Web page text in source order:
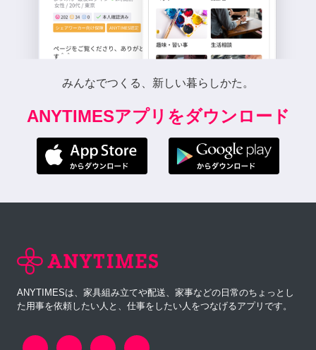
みんなでつくる、新しい暮らしかた。
ANYTIMESアプリをダウンロード
ANYTIMESは、家具組み立てや配送、家事などの日常のちょっとし
た用事を依頼したい人と、仕事をしたい人をつなげるアプリです。